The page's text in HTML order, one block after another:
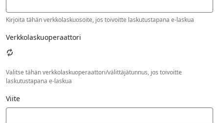
Kirjoita tähän verkkolaskuosoite, jos toivoitte laskutustapana e-laskua
Verkkolaskuoperaattori
Valitse tähän verkkolaskuoperaattori/välittäjätunnus, jos toivoitte
laskutustapana e-laskua
Viite